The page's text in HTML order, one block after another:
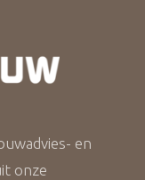
en
onze